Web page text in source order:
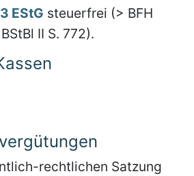
EStG steuerfrei (> BFH
II S. 772).
rechtlichen Satzung